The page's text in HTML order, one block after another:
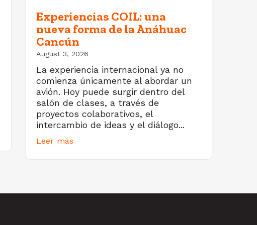
Experiencias COIL: una
nueva forma de la Anáhuac
Cancún
August 3, 2026
La experiencia internacional ya no
comienza únicamente al abordar un
avión. Hoy puede surgir dentro del
salón de clases, a través de
proyectos colaborativos, el
intercambio de ideas y el diálogo...
Leer más